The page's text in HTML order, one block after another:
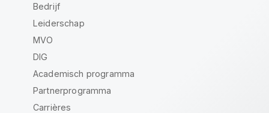
Bedrijf
Leiderschap
MVO
DIG
Academisch programma
Partnerprogramma
Carrières